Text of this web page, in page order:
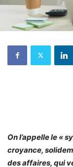
On l’appelle le «
croyance,
des affaires, qui